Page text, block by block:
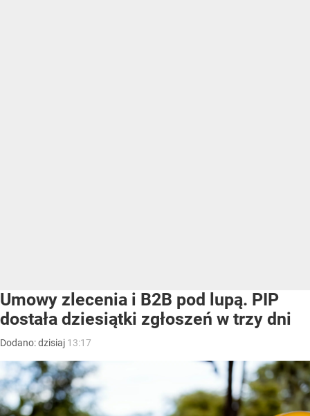
Umowy zlecenia i B2B pod lupą. PIP
dostała dziesiątki zgłoszeń w trzy dni
Dodano:dzisiaj 13:17